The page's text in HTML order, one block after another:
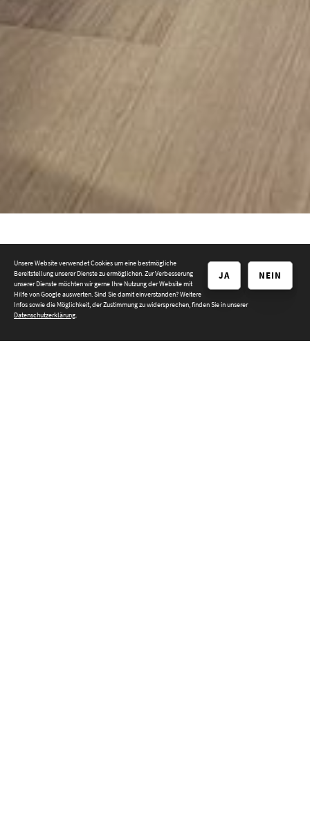
Türen NEIN
JA
Unsere Website verwendet Cookies um eine bestmögliche
Bereitstellung unserer Dienste zu ermöglichen. Zur Verbesserung
unserer Dienste möchten wir gerne Ihre Nutzung der Website mit
Hilfe von Google auswerten. Sind Sie damit einverstanden? Weitere
Infos sowie die Möglichkeit, der Zustimmung zu widersprechen, finden Sie in unserer
Datenschutzerklärung.